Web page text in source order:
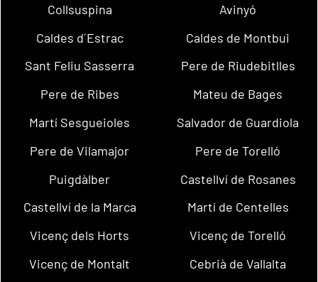
Collsuspina
Avinyó
Caldes d´Estrac
Caldes de Montbui
Sant Feliu Sasserra
Pere de Riudebitlles
Pere de Ribes
Mateu de Bages
Martí Sesgueioles
Salvador de Guardiola
Pere de Vilamajor
Pere de Torelló
Puigdàlber
Castellví de Rosanes
Castellví de la Marca
Martí de Centelles
Vicenç dels Horts
Vicenç de Torelló
Vicenç de Montalt
Cebrià de Vallalta